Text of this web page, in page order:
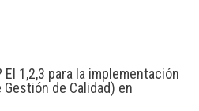
1,2,3 para la implementación
de Calidad) en